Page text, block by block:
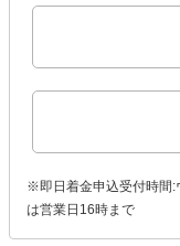
※即日着金申込受付時間:
は営業日16時まで